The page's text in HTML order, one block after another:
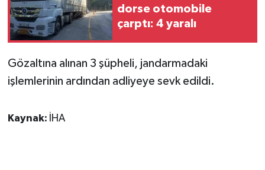
dorse otomobile
çarptı: 4 yaralı
Gözaltına alınan 3 şüpheli, jandarmadaki
işlemlerinin ardından adliyeye sevk edildi.
Kaynak: İHA
Kadın
KÜLTÜR SANAT
Otomobil